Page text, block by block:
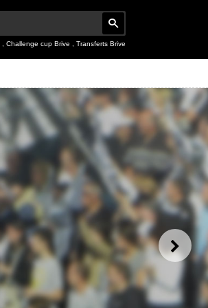
Challenge cup Brive Transferts Brive